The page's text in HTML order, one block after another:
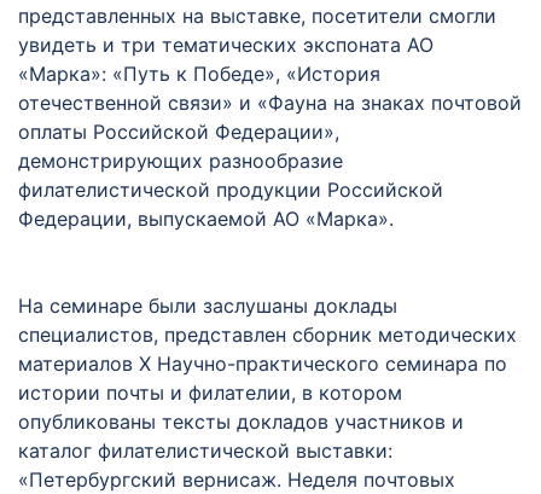
представленных на выставке, посетители смогли
увидеть и три тематических экспоната АО
«Марка»: «Путь к Победе», «История
отечественной связи» и «Фауна на знаках почтовой
оплаты Российской Федерации»,
демонстрирующих разнообразие
филателистической продукции Российской
Федерации, выпускаемой АО «Марка».
На семинаре были заслушаны доклады
специалистов, представлен сборник методических
материалов Х Научно-практического семинара по
истории почты и филателии, в котором
опубликованы тексты докладов участников и
каталог филателистической выставки:
«Петербургский вернисаж. Неделя почтовых